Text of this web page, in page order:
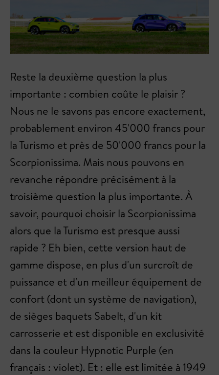
Reste la deuxième question la plus
importante : combien coûte le plaisir ?
Nous ne le savons pas encore exactement,
probablement environ 45'000 francs pour
la Turismo et près de 50'000 francs pour la
Scorpionissima. Mais nous pouvons en
revanche répondre précisément à la
troisième question la plus importante. À
savoir, pourquoi choisir la Scorpionissima
alors que la Turismo est presque aussi
rapide ? Eh bien, cette version haut de
gamme dispose, en plus d'un surcroît de
puissance et d'un meilleur équipement de
confort (dont un système de navigation),
de sièges baquets Sabelt, d'un kit
carrosserie et est disponible en exclusivité
dans la couleur Hypnotic Purple (en
français : violet). Et : elle est limitée à 1949